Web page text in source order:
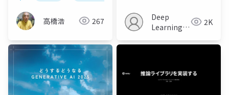
高橋浩 267
Reasoning
Deep
Learning
2K